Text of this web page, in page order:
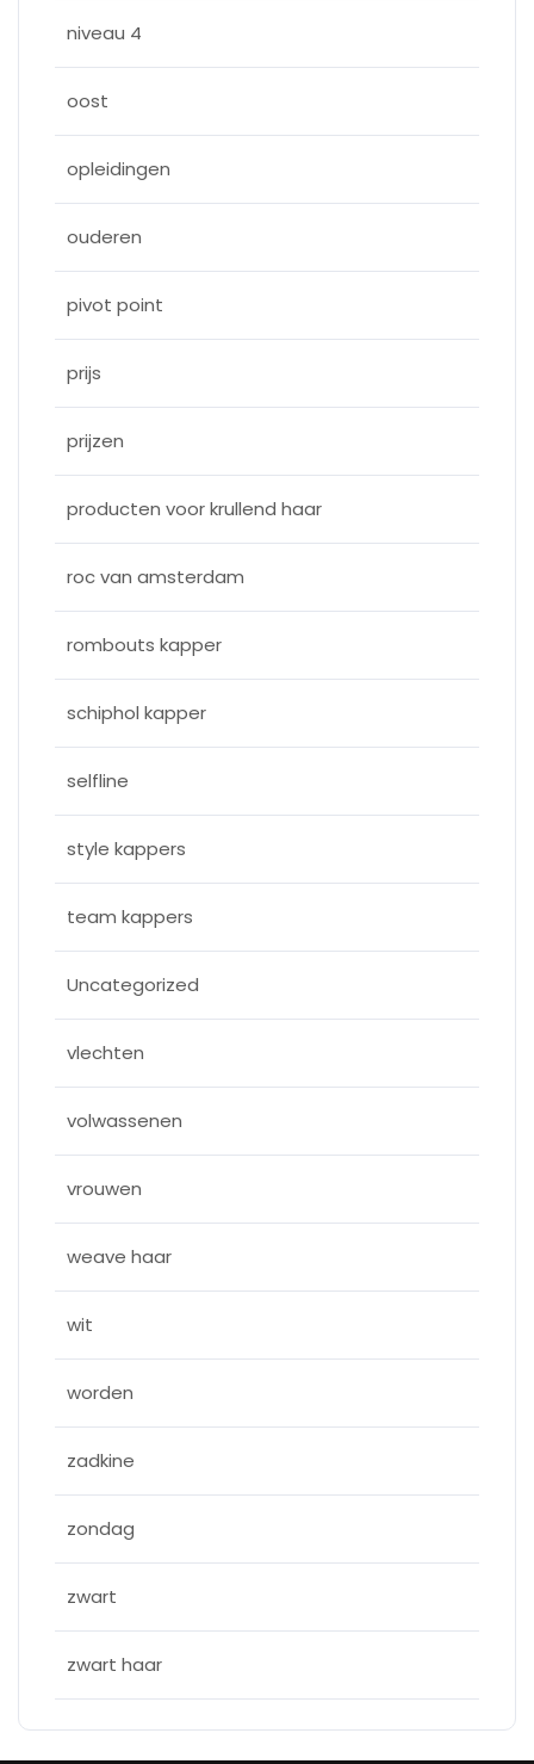
niveau 4
oost
opleidingen
ouderen
pivot point
prijs
prijzen
producten voor krullend haar
roc van amsterdam
rombouts kapper
schiphol kapper
selfline
style kappers
team kappers
Uncategorized
vlechten
volwassenen
vrouwen
weave haar
wit
worden
zadkine
zondag
zwart
zwart haar